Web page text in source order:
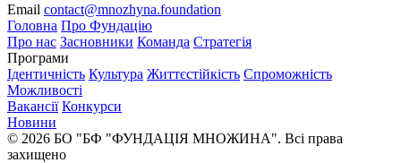
Email contact@mnozhyna.foundation
Головна Про Фундацію
Про нас Засновники Команда Стратегія
Програми
Ідентичність Культура Життєстійкість Спроможність
Можливості
Вакансії Конкурси
Новини
© 2026 БО "БФ "ФУНДАЦІЯ МНОЖИНА". Всі права
захищено